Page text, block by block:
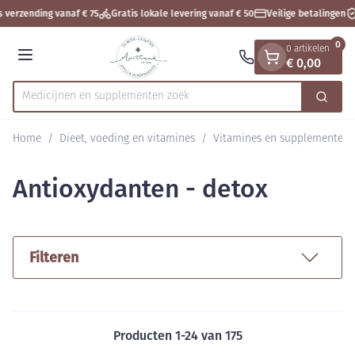
Ga naar de inhoud
1 van 1vanaf € 75 Gratis lokale levering vanaf € 50 Veilige betalingen
Menu
Product, merk, categorie...
Medicijnen Zoek
0 artikelen
€ 0,00
0
Home / Dieet, voeding en vitamines / Vitamines en supplementen
Antioxydanten - detox
Filteren
Producten 1-24van 175